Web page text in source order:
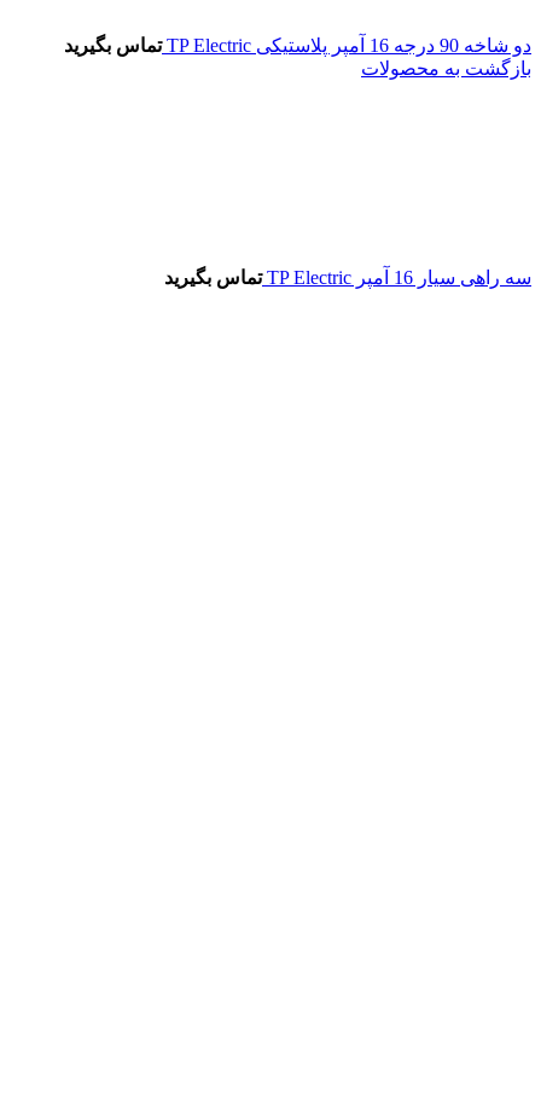
دو شاخه 90 درجه 16 آمپر پلاستیکی TP Electric
تماس بگیرید
بازگشت به محصولات
سه راهی سیار 16 آمپر TP Electric تماس بگیرید